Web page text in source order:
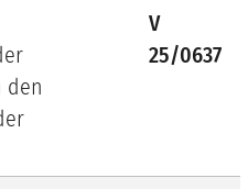
den
V
25/0637